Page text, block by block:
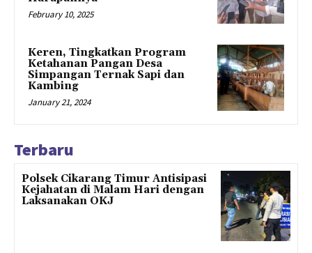
February 10, 2025
Keren, Tingkatkan Program
Ketahanan Pangan Desa
Simpangan Ternak Sapi dan
Kambing
January 21, 2024
Terbaru
Polsek Cikarang Timur Antisipasi
Kejahatan di Malam Hari dengan
Laksanakan OKJ